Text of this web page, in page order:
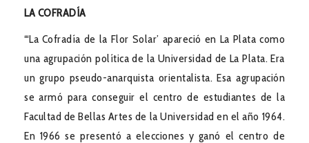
LA COFRADÍA
“‘La Cofradía de la Flor Solar’ apareció en La Plata como
una agrupación política de la Universidad de La Plata. Era
un grupo pseudo-anarquista orientalista. Esa agrupación
se armó para conseguir el centro de estudiantes de la
Facultad de Bellas Artes de la Universidad en el año 1964.
En 1966 se presentó a elecciones y ganó el centro de